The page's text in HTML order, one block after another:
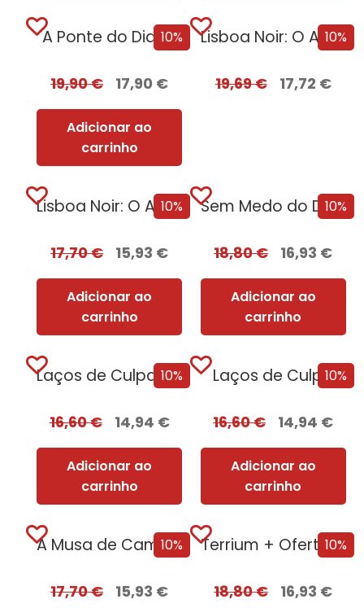
10%
A Ponte do Diabo
19,90€ 17,90 €
Adicionar ao
carrinho
10%
Lisboa Noir: O Ano Negro de 1929...
19,69€ 17,72 €
10%
Lisboa Noir: O Ano Negro de 1929
17,70€ 15,93 €
Adicionar ao
carrinho
10%
Sem Medo do Destino [Nova Edição]
18,80€ 16,93 €
Adicionar ao
carrinho
10%
Laços de Culpa + Oferta Ao Pôr...
16,60€ 14,94 €
Adicionar ao
carrinho
10%
Laços de Culpa
16,60€ 14,94 €
Adicionar ao
carrinho
10%
A Musa de Camões [Nova Edição]
17,70€ 15,93 €
10%
Terrium + Oferta Lago do Silêncio
18,80€ 16,93 €